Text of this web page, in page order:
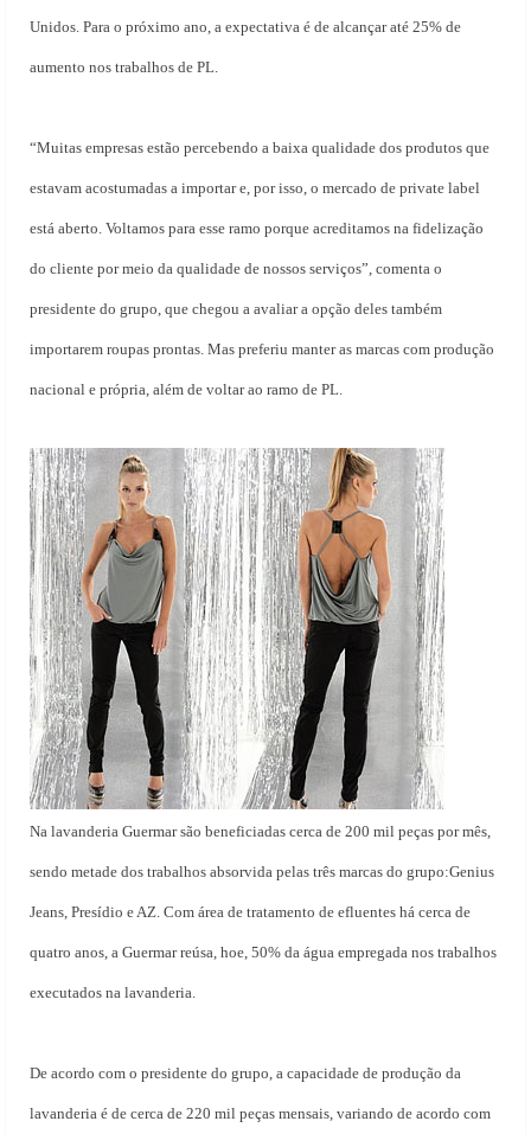
Unidos. Para o próximo ano, a expectativa é de alcançar até 25% de
aumento nos trabalhos de PL.
“Muitas empresas estão percebendo a baixa qualidade dos produtos que
estavam acostumadas a importar e, por isso, o mercado de private label
está aberto. Voltamos para esse ramo porque acreditamos na fidelização
do cliente por meio da qualidade de nossos serviços”, comenta o
presidente do grupo, que chegou a avaliar a opção deles também
importarem roupas prontas. Mas preferiu manter as marcas com produção
nacional e própria, além de voltar ao ramo de PL.
Na lavanderia Guermar são beneficiadas cerca de 200 mil peças por mês,
sendo metade dos trabalhos absorvida pelas três marcas do grupo:Genius
Jeans, Presídio e AZ. Com área de tratamento de efluentes há cerca de
quatro anos, a Guermar reúsa, hoe, 50% da água empregada nos trabalhos
executados na lavanderia.
De acordo com o presidente do grupo, a capacidade de produção da
lavanderia é de cerca de 220 mil peças mensais, variando de acordo com